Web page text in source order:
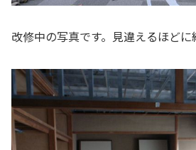
改修中の写真です。見違えるほどに